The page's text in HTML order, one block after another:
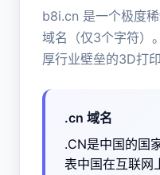
b8i.cn 是一个极度
域名（仅3个字符）
厚行业壁垒的3D打
.cn 域名
.CN是中国的国
表中国在互联网